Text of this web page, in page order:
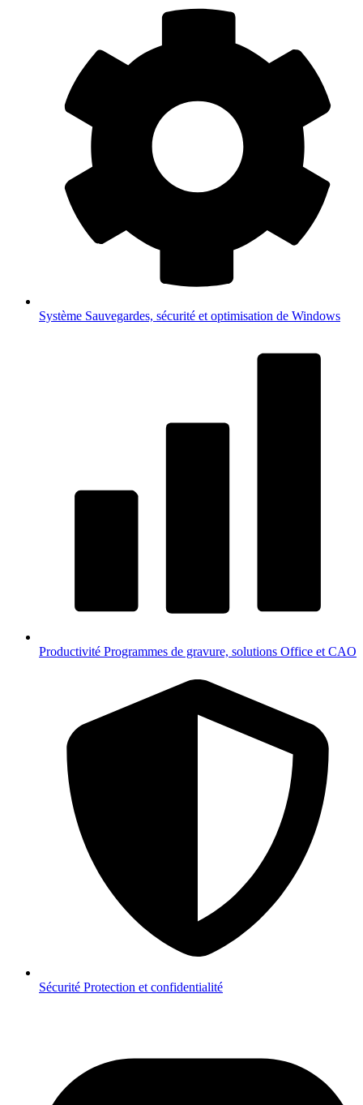
Système Sauvegardes, sécurité et optimisation de Windows
Productivité Programmes de gravure, solutions Office et CAO
Sécurité Protection et confidentialité